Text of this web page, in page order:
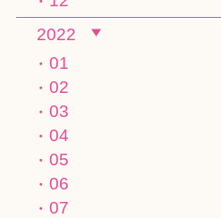
2022
01
02
03
04
05
06
07